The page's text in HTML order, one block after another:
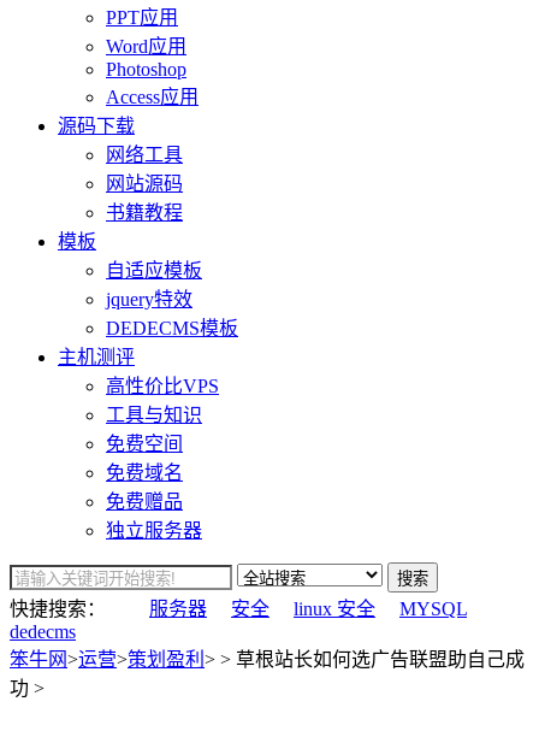
PPT应用
Word应用
Photoshop
Access应用
源码下载
网络工具
网站源码
书籍教程
模板
自适应模板
jquery特效
DEDECMS模板
主机测评
高性价比VPS
工具与知识
免费空间
免费域名
免费赠品
独立服务器
搜索
快捷搜索： 服务器 安全 linux 安全
MYSQL
dedecms
笨牛网>运营>策划盈利 > > 草根站长如何选广告联盟助自己成
功 >